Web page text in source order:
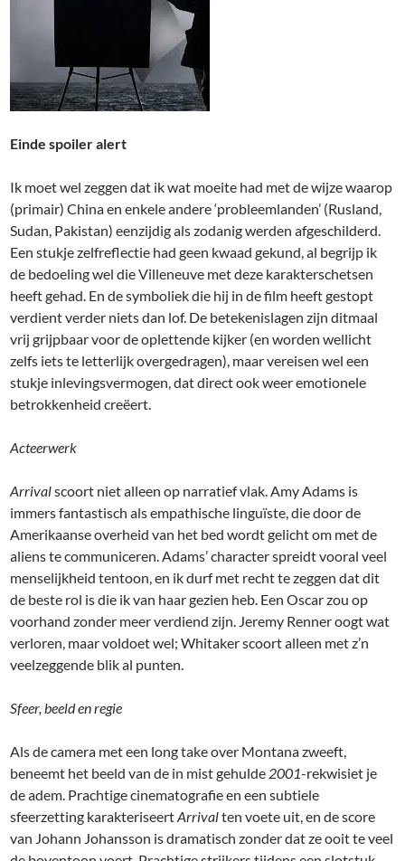
Einde spoiler alert
Ik moet wel zeggen dat ik wat moeite had met de wijze waarop
(primair) China en enkele andere ‘probleemlanden’ (Rusland,
Sudan, Pakistan) eenzijdig als zodanig werden afgeschilderd.
Een stukje zelfreflectie had geen kwaad gekund, al begrijp ik
de bedoeling wel die Villeneuve met deze karakterschetsen
heeft gehad. En de symboliek die hij in de film heeft gestopt
verdient verder niets dan lof. De betekenislagen zijn ditmaal
vrij grijpbaar voor de oplettende kijker (en worden wellicht
zelfs iets te letterlijk overgedragen), maar vereisen wel een
stukje inlevingsvermogen, dat direct ook weer emotionele
betrokkenheid creëert.
Acteerwerk
Arrivalscoort niet alleen op narratief vlak. Amy Adams is
immers fantastisch als empathische linguïste, die door de
Amerikaanse overheid van het bed wordt gelicht om met de
aliens te communiceren. Adams’ character spreidt vooral veel
menselijkheid tentoon, en ik durf met recht te zeggen dat dit
de beste rol is die ik van haar gezien heb. Een Oscar zou op
voorhand zonder meer verdiend zijn. Jeremy Renner oogt wat
verloren, maar voldoet wel; Whitaker scoort alleen met z’n
veelzeggende blik al punten.
Sfeer, beeld en regie
Als de camera met een long take over Montana zweeft,
beneemt het beeld van de in mist gehulde 2001-rekwisiet je
de adem. Prachtige cinematografie en een subtiele
sfeerzetting karakteriseertArrivalten voete uit, en de score
van Johann Johansson is dramatisch zonder dat ze ooit te veel